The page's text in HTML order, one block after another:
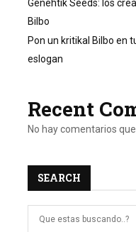
Genehtik Seeds: los
Bilbo
Pon un kritikal Bilbo en
eslogan
Recent
No hay comentarios
SEARCH